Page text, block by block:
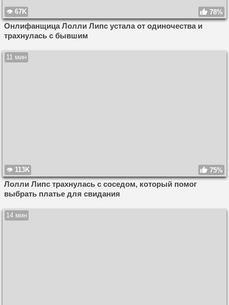
67K 78%
Онлифанщица Лолли Липс устала от одиночества и
трахнулась с бывшим
11 мин
113K 75%
Лолли Липс трахнулась с соседом, который помог
выбрать платье для свидания
14 мин